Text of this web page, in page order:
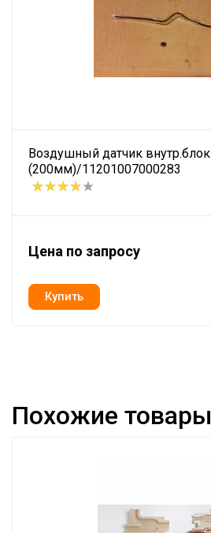
Воздушный датчик внутр.блок
(200мм)/11201007000283
Цена по запросу
Похожие товары